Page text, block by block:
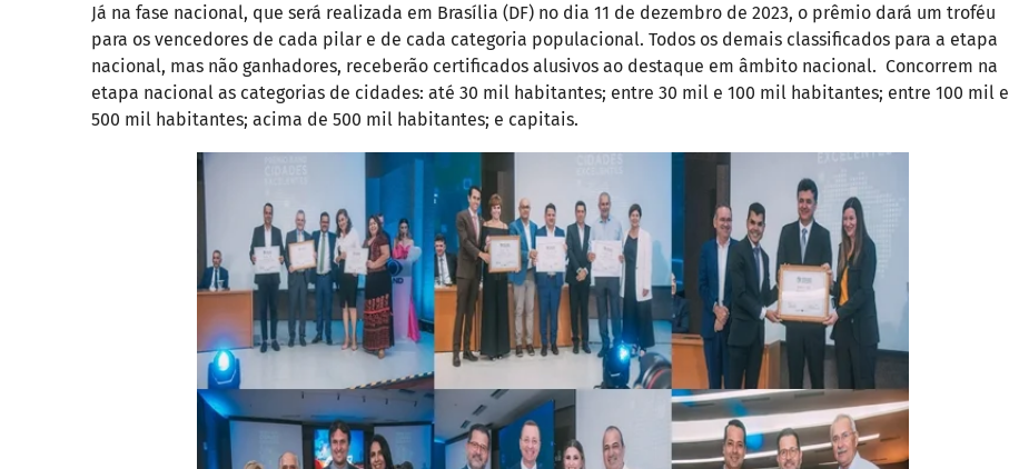
Já na fase nacional, que será realizada em Brasília (DF) no dia 11 de dezembro de 2023, o prêmio dará um troféu
para os vencedores de cada pilar e de cada categoria populacional. Todos os demais classificados para a etapa
nacional, mas não ganhadores, receberão certificados alusivos ao destaque em âmbito nacional. Concorrem na
etapa nacional as categorias de cidades: até 30 mil habitantes; entre 30 mil e 100 mil habitantes; entre 100 mil e
500 mil habitantes; acima de 500 mil habitantes; e capitais.